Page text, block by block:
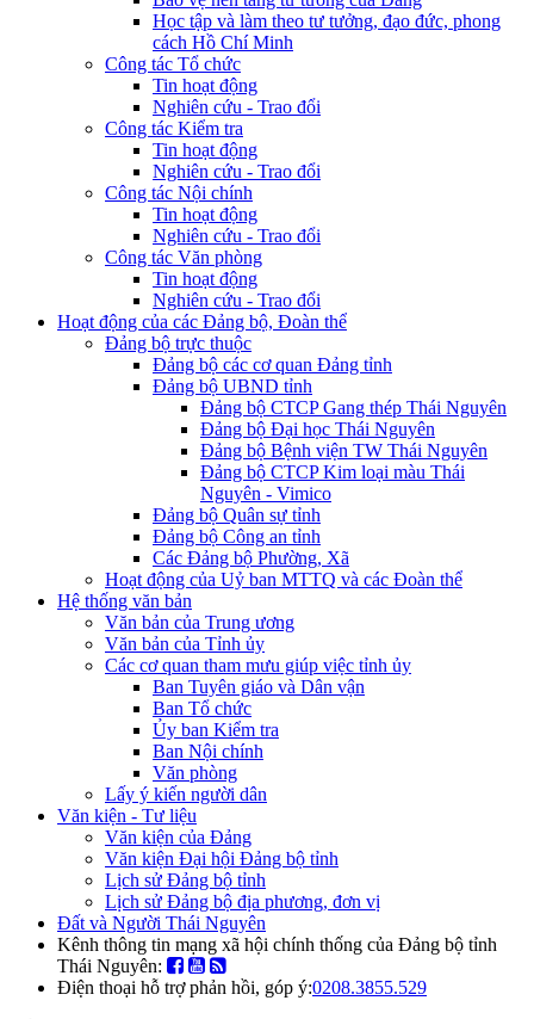
Học tập và làm theo tư tưởng, đạo đức, phong
cách Hồ Chí Minh
Công tác Tổ chức
Tin hoạt động
Nghiên cứu - Trao đổi
Công tác Kiểm tra
Tin hoạt động
Nghiên cứu - Trao đổi
Công tác Nội chính
Tin hoạt động
Nghiên cứu - Trao đổi
Công tác Văn phòng
Tin hoạt động
Nghiên cứu - Trao đổi
Hoạt động của các Đảng bộ, Đoàn thể
Đảng bộ trực thuộc
Đảng bộ các cơ quan Đảng tỉnh
Đảng bộ UBND tỉnh
Đảng bộ CTCP Gang thép Thái Nguyên
Đảng bộ Đại học Thái Nguyên
Đảng bộ Bệnh viện TW Thái Nguyên
Đảng bộ CTCP Kim loại màu Thái
Nguyên - Vimico
Đảng bộ Quân sự tỉnh
Đảng bộ Công an tỉnh
Các Đảng bộ Phường, Xã
Hoạt động của Uỷ ban MTTQ và các Đoàn thể
Hệ thống văn bản
Văn bản của Trung ương
Văn bản của Tỉnh ủy
Các cơ quan tham mưu giúp việc tỉnh ủy
Ban Tuyên giáo và Dân vận
Ban Tổ chức
Ủy ban Kiểm tra
Ban Nội chính
Văn phòng
Lấy ý kiến người dân
Văn kiện - Tư liệu
Văn kiện của Đảng
Văn kiện Đại hội Đảng bộ tỉnh
Lịch sử Đảng bộ tỉnh
Lịch sử Đảng bộ địa phương, đơn vị
Đất và Người Thái Nguyên
Kênh thông tin mạng xã hội chính thống của Đảng bộ tỉnh
Thái Nguyên:
Điện thoại hỗ trợ phản hồi, góp ý:0208.3855.529